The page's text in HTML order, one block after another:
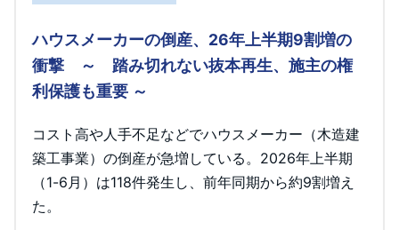
ハウスメーカーの倒産、26年上半期9割増の
衝撃 ～ 踏み切れない抜本再生、施主の権
利保護も重要 ～
コスト高や人手不足などでハウスメーカー（木造建
築工事業）の倒産が急増している。2026年上半期
（1-6月）は118件発生し、前年同期から約9割増え
た。